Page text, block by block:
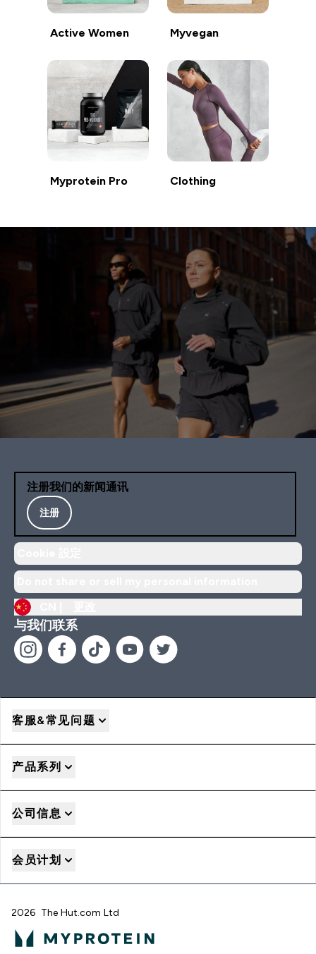
Active Women Myvegan
Myprotein Pro Clothing
注册我们的新闻通讯
注册
与我们联系
客服&常见问题
产品系列
公司信息
会员计划
2026 The Hut.com Ltd